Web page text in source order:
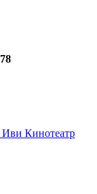
Иви Кинотеатр